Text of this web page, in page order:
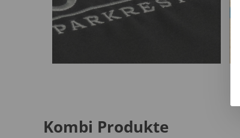
Kombi Produkte